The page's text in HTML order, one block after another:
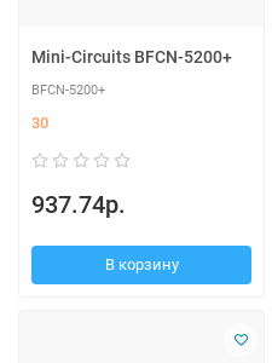
Mini-Circuits BFCN-5200+
BFCN-5200+
30
937.74р.
В корзину